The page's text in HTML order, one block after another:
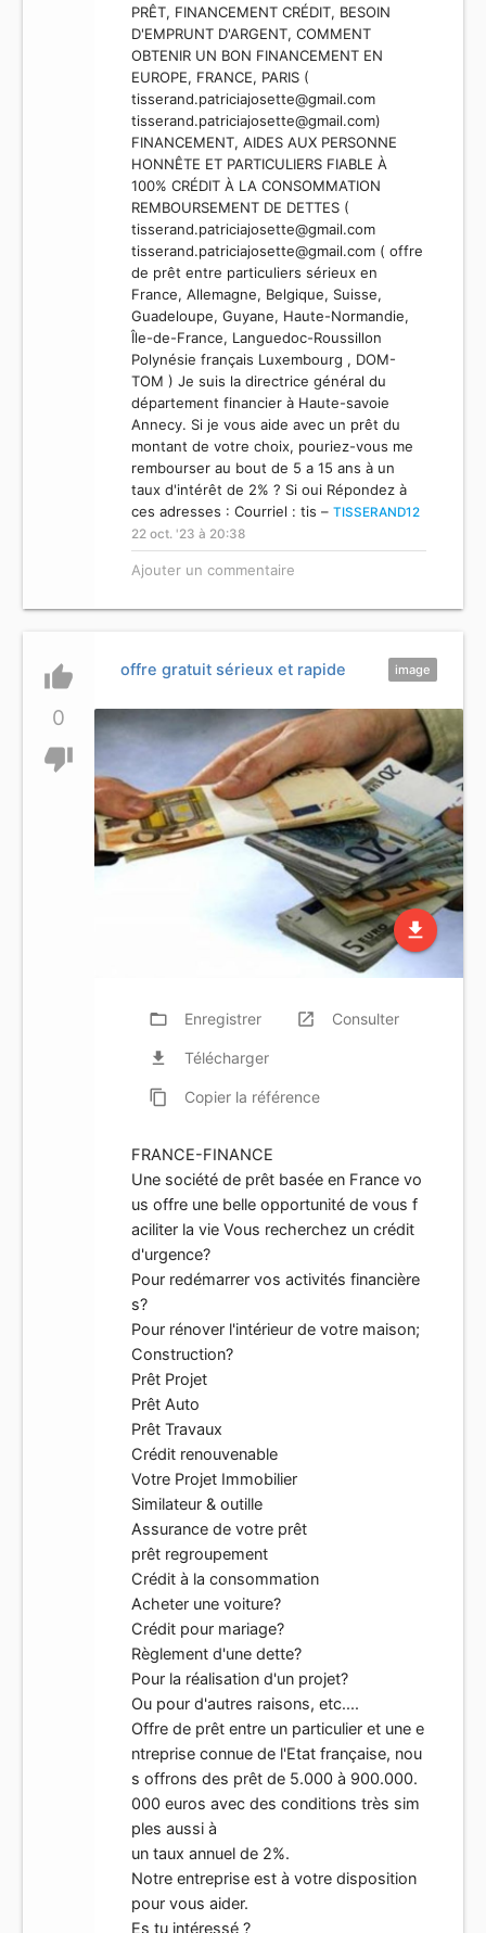
PRÊT, FINANCEMENT CRÉDIT, BESOIN
D'EMPRUNT D'ARGENT, COMMENT
OBTENIR UN BON FINANCEMENT EN
EUROPE, FRANCE, PARIS (
tisserand.patriciajosette@gmail.com
tisserand.patriciajosette@gmail.com)
FINANCEMENT, AIDES AUX PERSONNE
HONNÊTE ET PARTICULIERS FIABLE À
100% CRÉDIT À LA CONSOMMATION
REMBOURSEMENT DE DETTES (
tisserand.patriciajosette@gmail.com
tisserand.patriciajosette@gmail.com ( offre
de prêt entre particuliers sérieux en
France, Allemagne, Belgique, Suisse,
Guadeloupe, Guyane, Haute-Normandie,
Île-de-France, Languedoc-Roussillon
Polynésie français Luxembourg , DOM-
TOM ) Je suis la directrice général du
département financier à Haute-savoie
Annecy. Si je vous aide avec un prêt du
montant de votre choix, pouriez-vous me
rembourser au bout de 5 a 15 ans à un
taux d'intérêt de 2% ? Si oui Répondez à
ces adresses : Courriel : tis –TISSERAND12
22 oct. '23 à 20:38
Ajouter un commentaire
thumb_up
0
thumb_down
image
offre gratuit sérieux et rapide
file_download
folder_open Enregistrer launch Consulter
file_download Télécharger
content_copy Copier la référence
FRANCE-FINANCE
Une société de prêt basée en France vo
us offre une belle opportunité de vous f
aciliter la vie Vous recherchez un crédit
d'urgence?
Pour redémarrer vos activités financière
s?
Pour rénover l'intérieur de votre maison;
Construction?
Prêt Projet
Prêt Auto
Prêt Travaux
Crédit renouvenable
Votre Projet Immobilier
Similateur & outille
Assurance de votre prêt
prêt regroupement
Crédit à la consommation
Acheter une voiture?
Crédit pour mariage?
Règlement d'une dette?
Pour la réalisation d'un projet?
Ou pour d'autres raisons, etc....
Offre de prêt entre un particulier et une e
ntreprise connue de l'Etat française, nou
s offrons des prêt de 5.000 à 900.000.
000 euros avec des conditions très sim
ples aussi à
un taux annuel de 2%.
Notre entreprise est à votre disposition
pour vous aider.
Es tu intéressé ?